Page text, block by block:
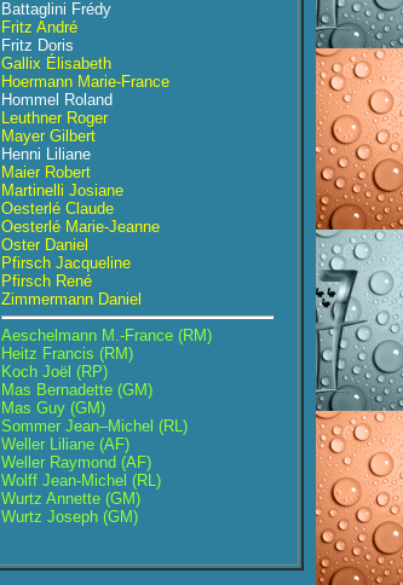
Battaglini Frédy
Fritz André
Fritz Doris
Gallix Élisabeth
Hoermann Marie-France
Hommel Roland
Leuthner Roger
Mayer Gilbert
Henni Liliane
Maier Robert
Martinelli Josiane
Oesterlé Claude
Oesterlé Marie-Jeanne
Oster Daniel
Pfirsch Jacqueline
Pfirsch René
Zimmermann Daniel
Aeschelmann M.-France (RM)
Heitz Francis (RM)
Koch Joël (RP)
Mas Bernadette (GM)
Mas Guy (GM)
Sommer Jean–Michel (RL)
Weller Liliane (AF)
Weller Raymond (AF)
Wolff Jean-Michel (RL)
Wurtz Annette (GM)
Wurtz Joseph (GM)